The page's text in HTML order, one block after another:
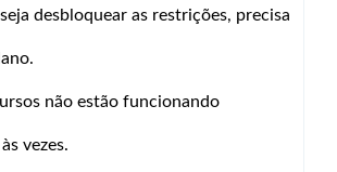
desbloquear as restrições, precisa
não estão funcionando
vezes.